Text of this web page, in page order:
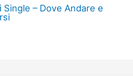
– Dove Andare e